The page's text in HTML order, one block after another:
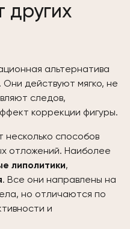
других
альтернатива
действуют мягко, не
следов,
коррекции фигуры.
несколько способов
отложений. Наиболее
липолитики,
. Все они направлены на
но отличаются по
и